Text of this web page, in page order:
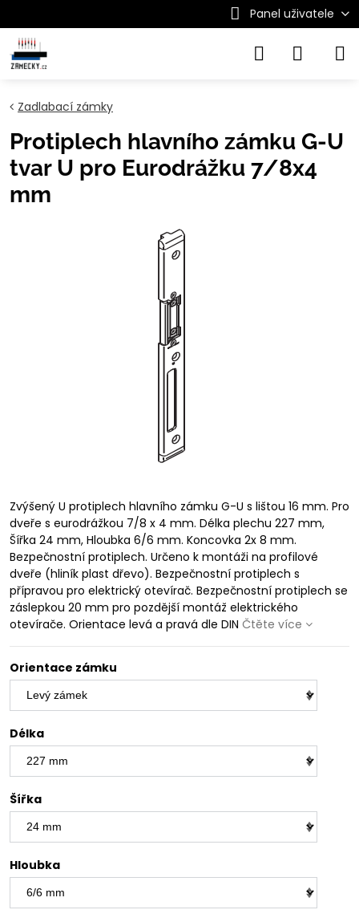
Panel uživatele
Zadlabací zámky
Protiplech hlavního zámku G-U
tvar U pro Eurodrážku 7/8x4
mm
Zvýšený U protiplech hlavního zámku G-U s lištou 16 mm. Pro
dveře s eurodrážkou 7/8 x 4 mm. Délka plechu 227 mm,
Šířka 24 mm, Hloubka 6/6 mm. Koncovka 2x 8 mm.
Bezpečnostní protiplech. Určeno k montáži na profilové
dveře (hliník plast dřevo). Bezpečnostní protiplech s
přípravou pro elektrický otevírač. Bezpečnostní protiplech se
záslepkou 20 mm pro pozdější montáž elektrického
otevírače. Orientace levá a pravá dle DIN Čtěte více
Orientace zámku
Délka
Šířka
Hloubka